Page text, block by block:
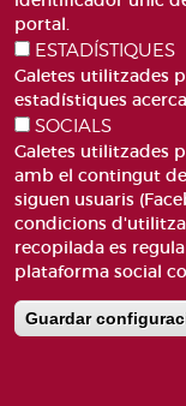
Pie
de
página
CANAL
GLOSSARI
MAPA
portal.
ESTADÍSTIQUES
Galetes utilitzades
estadístiques
SOCIALS
Galetes utilitzades
amb el contingut
siguen usuaris
condicions
recopilada es
plataforma social
Guardar